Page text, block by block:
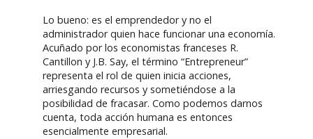
Lo bueno: es el emprendedor y no el
administrador quien hace funcionar una economía.
Acuñado por los economistas franceses R.
Cantillon y J.B. Say, el término “Entrepreneur”
representa el rol de quien inicia acciones,
arriesgando recursos y sometiéndose a la
posibilidad de fracasar. Como podemos darnos
cuenta, toda acción humana es entonces
esencialmente empresarial.